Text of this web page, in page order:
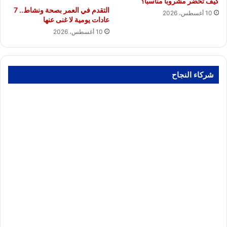
10 أغسطس، 2026
التقدم في العمر بصحة ونشاط.. 7
عادات يومية لا غنى عنها
10 أغسطس، 2026
شركاء النجاح